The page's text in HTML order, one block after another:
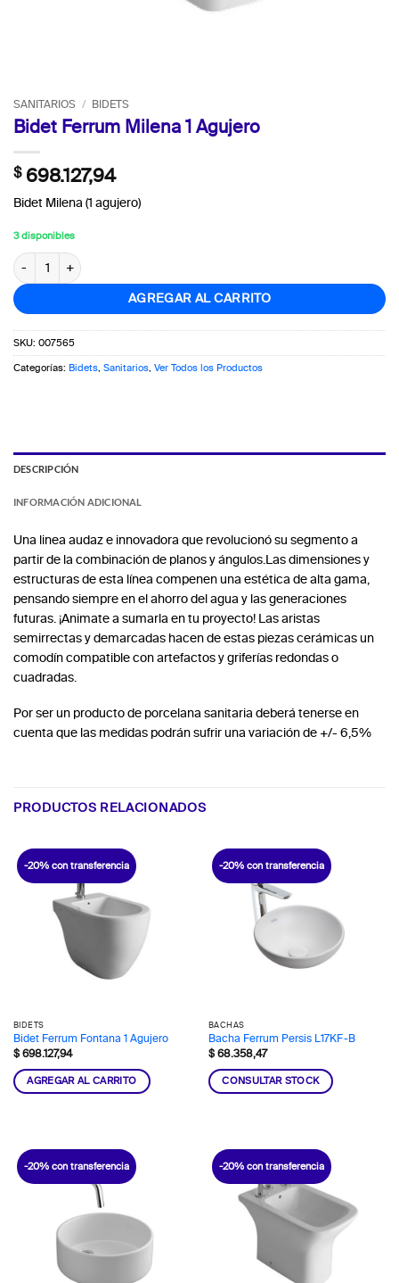
SANITARIOS / BIDETS
Bidet Ferrum Milena 1 Agujero
$698.127,94
Bidet Milena (1 agujero)
3 disponibles
Bidet Ferrum Milena 1 Agujero cantidad
AGREGAR AL CARRITO
SKU: 007565
Categorías: Bidets, Sanitarios, Ver Todos los Productos
DESCRIPCIÓN
INFORMACIÓN ADICIONAL
Una linea audaz e innovadora que revolucionó su segmento a
partir de la combinación de planos y ángulos.Las dimensiones y
estructuras de esta línea compenen una estética de alta gama,
pensando siempre en el ahorro del agua y las generaciones
futuras. ¡Animate a sumarla en tu proyecto! Las aristas
semirrectas y demarcadas hacen de estas piezas cerámicas un
comodín compatible con artefactos y griferías redondas o
cuadradas.
Por ser un producto de porcelana sanitaria deberá tenerse en
cuenta que las medidas podrán sufrir una variación de +/- 6,5%
PRODUCTOS RELACIONADOS
-20% con transferencia
BIDETS
Bidet Ferrum Fontana 1 Agujero
$698.127,94
AGREGAR AL CARRITO
-20% con transferencia
BACHAS
Bacha Ferrum Persis L17KF-B
$68.358,47
CONSULTAR STOCK
-20% con transferencia -20% con transferencia